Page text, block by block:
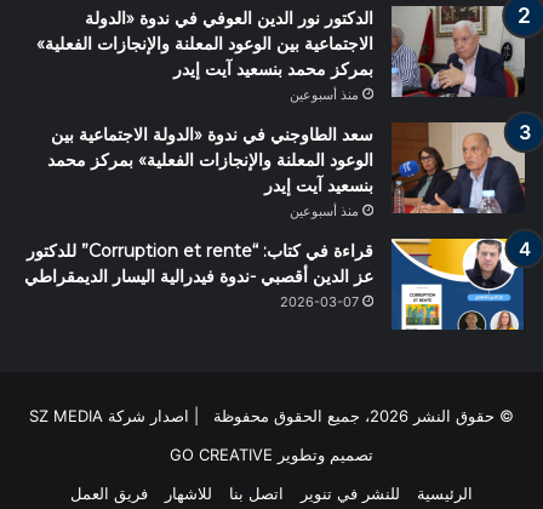
الدكتور نور الدين العوفي في ندوة «الدولة
الاجتماعية بين الوعود المعلنة والإنجازات الفعلية»
بمركز محمد بنسعيد آيت إيدر
منذ أسبوعين
سعد الطاوجني في ندوة «الدولة الاجتماعية بين
الوعود المعلنة والإنجازات الفعلية» بمركز محمد
بنسعيد آيت إيدر
منذ أسبوعين
قراءة في كتاب: “Corruption et rente” للدكتور
عز الدين أقصبي -ندوة فيدرالية اليسار الديمقراطي
2026-03-07
© حقوق النشر 2026، جميع الحقوق محفوظة | اصدار شركة SZ MEDIA
تصميم وتطوير GO CREATIVE
الرئيسية
للنشر في تنوير اتصل بنا للاشهار فريق العمل